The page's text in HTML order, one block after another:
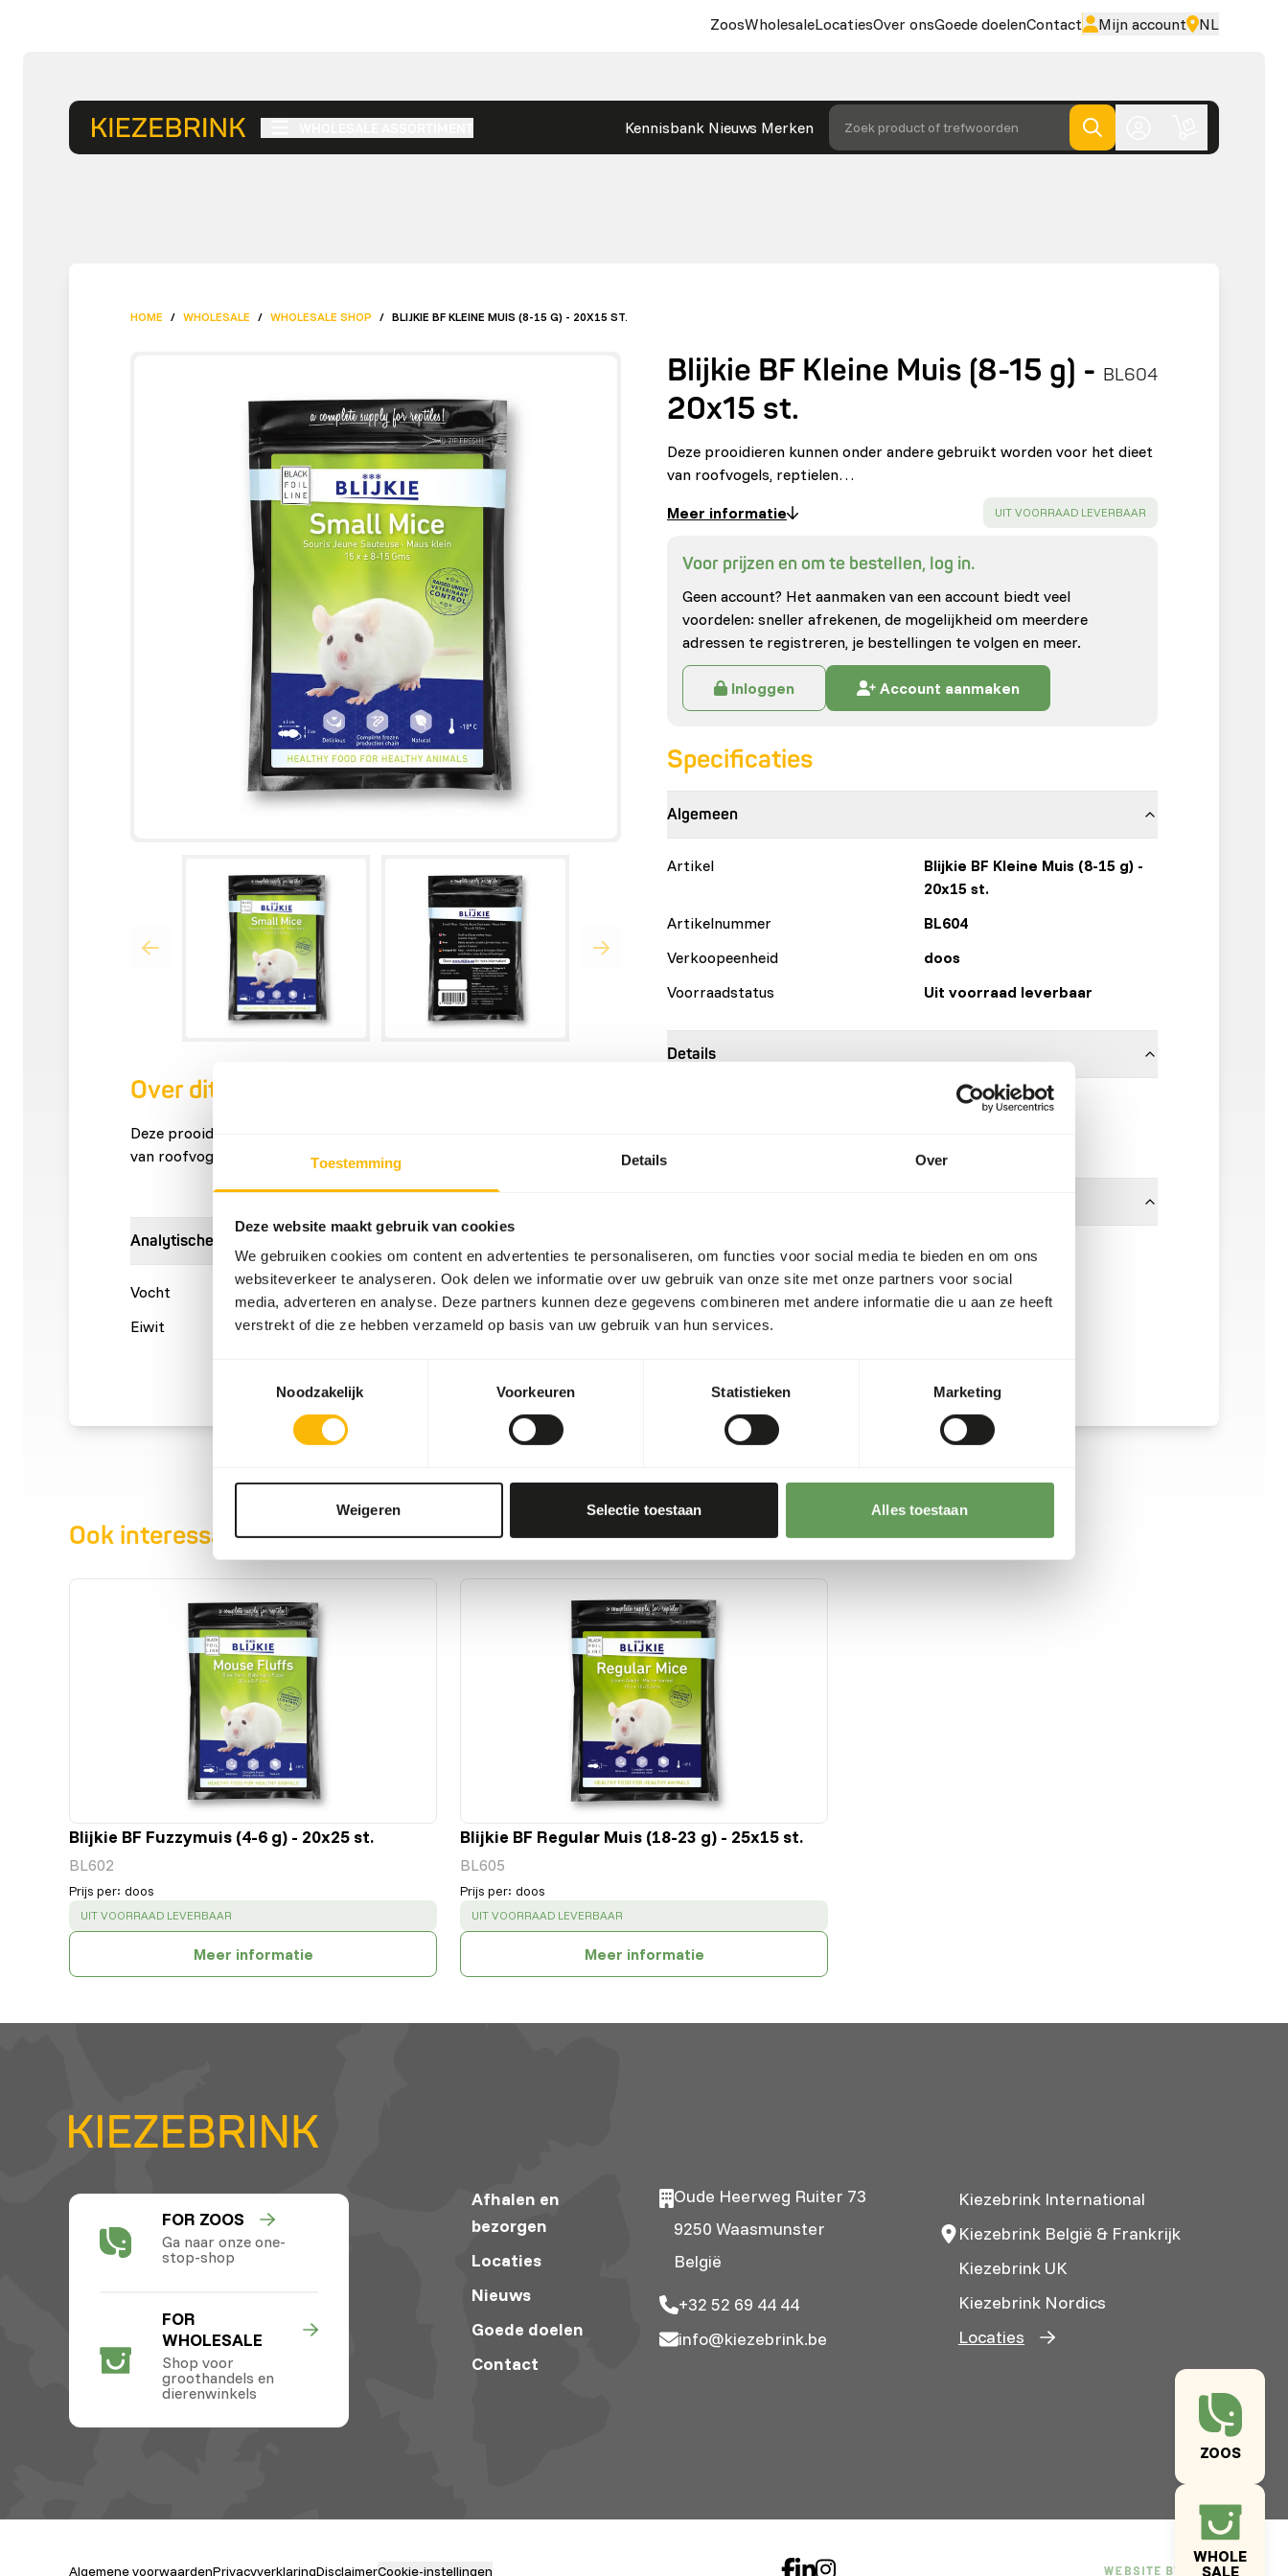
Toestemming Details Over
Deze website maakt gebruik van cookies
We gebruiken cookies om content en advertenties te personaliseren, om functies voor social media te bieden en om ons
websiteverkeer te analyseren. Ook delen we informatie over uw gebruik van onze site met onze partners voor social
media, adverteren en analyse. Deze partners kunnen deze gegevens combineren met andere informatie die u aan ze heeft
verstrekt of die ze hebben verzameld op basis van uw gebruik van hun services.
Noodzakelijk
Voorkeuren Statistieken Marketing
Weigeren Selectie toestaan Alles toestaan
ZoosWholesaleLocatiesOver onsGoede doelenContact Mijn account NL
Kennisbank Nieuws Merken Zoek product of trefwoorden
ZOOS
WHOLE
SALE
HOME / WHOLESALE / WHOLESALE SHOP / BLIJKIE BF KLEINE MUIS (8-15 G) - 20X15 ST.
Over dit product
Deze prooidieren kunnen onder andere gebruikt worden voor het dieet
van roofvogels, reptielen en andere carnivoren.
Analytische bestanddelen
Vocht 68,7% Ruwe as
3,8%
Eiwit
16% Vetgehalte 6,7%
Blijkie BF Kleine Muis (8-15 g) -
20x15 st.
BL604
Deze prooidieren kunnen onder andere gebruikt worden voor het dieet
van roofvogels, reptielen…
Meer informatie
SUCCESS:
UIT VOORRAAD LEVERBAAR
Voor prijzen en om te bestellen, log in.
Geen account? Het aanmaken van een account biedt veel
voordelen: sneller afrekenen, de mogelijkheid om meerdere
adressen te registreren, je bestellingen te volgen en meer.
Inloggen Account aanmaken
Specificaties
Algemeen
Artikel
Blijkie BF Kleine Muis (8-15 g) -
20x15 st.
Artikelnummer
BL604
Verkoopeenheid
doos
Voorraadstatus
Uit voorraad leverbaar
Details
100% muis
Dit product is een rauw diervoeder. Houd daarom de
hygiënevoorschriften in acht.
Ook interessant
Blijkie BF Fuzzymuis (4-6 g) - 20x25 st.
BL602
Prijs per: doos
SUCCESS:
UIT VOORRAAD LEVERBAAR
Meer informatie
Blijkie BF Regular Muis (18-23 g) - 25x15 st.
BL605
Prijs per: doos
SUCCESS:
UIT VOORRAAD LEVERBAAR
Meer informatie
FOR ZOOS
Ga naar onze one-
stop-shop
FOR
WHOLESALE
Shop voor
groothandels en
dierenwinkels
Afhalen en
bezorgen
Locaties
Nieuws
Goede doelen
Contact
Oude Heerweg Ruiter 73
9250 Waasmunster
België
+32 52 69 44 44
info@kiezebrink.be
Kiezebrink International
Kiezebrink België & Frankrijk
Kiezebrink UK
Kiezebrink Nordics
Locaties
Algemene voorwaardenPrivacyverklaringDisclaimerCookie-instellingen